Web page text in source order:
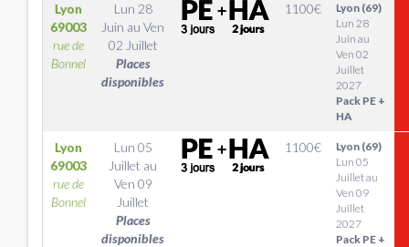
Lyon
69003
rue de
Bonnel
Lun 28
Juin au Ven
02 Juillet
Places
disponibles
1100€
Lyon (69)
Lun 28
Juin au
Ven 02
Juillet
2027
Pack PE +
HA
Lyon
69003
rue de
Bonnel
Lun 05
Juillet au
Ven 09
Juillet
Places
disponibles
1100€
Lyon (69)
Lun 05
Juillet au
Ven 09
Juillet
2027
Pack PE +